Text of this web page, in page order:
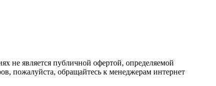
не является публичной офертой, определяемой
пожалуйста, обращайтесь к менеджерам интернет